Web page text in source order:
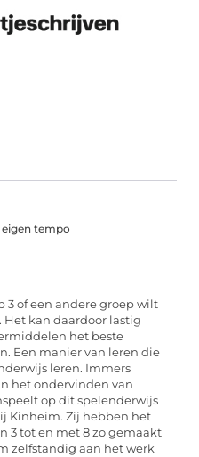
eigen tempo
3 of een andere groep wilt
Het kan daardoor lastig
het beste
Een manier van leren die
leren. Immers
het ondervinden van
op dit spelenderwijs
Kinheim. Zij hebben het
3 tot en met 8 zo gemaakt
zelfstandig aan het werk